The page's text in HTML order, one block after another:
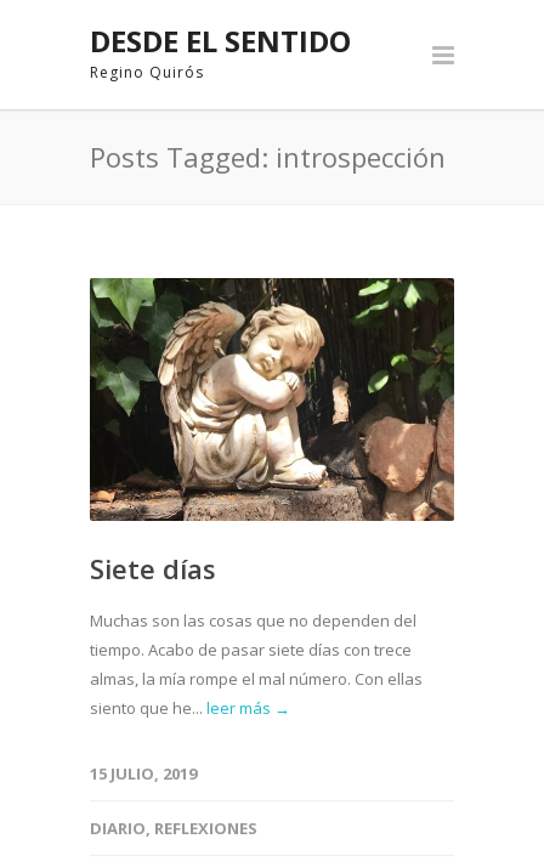
DESDE EL SENTIDO
Regino Quirós
Posts Tagged: introspección
Siete días
Muchas son las cosas que no dependen del
tiempo. Acabo de pasar siete días con trece
almas, la mía rompe el mal número. Con ellas
siento que he... leer más →
15 JULIO, 2019
DIARIO, REFLEXIONES